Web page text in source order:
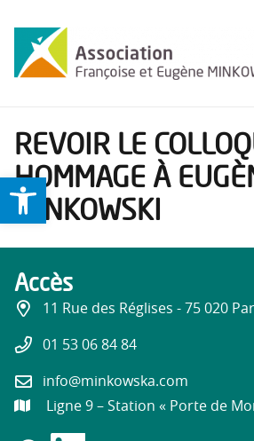
Ouvrir la barre d’outils
REVOIR LE
HOMMAGE À
MINKOWSKI
Accès
11 Rue des Réglises - 75 020
01 53 06 84 84
info@minkowska.com
Ligne 9 – Station « Porte de